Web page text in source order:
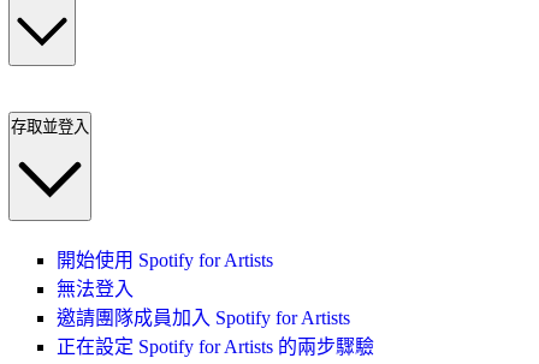
存取並登入
開始使用 Spotify for Artists
無法登入
邀請團隊成員加入 Spotify for Artists
正在設定 Spotify for Artists 的兩步驟驗